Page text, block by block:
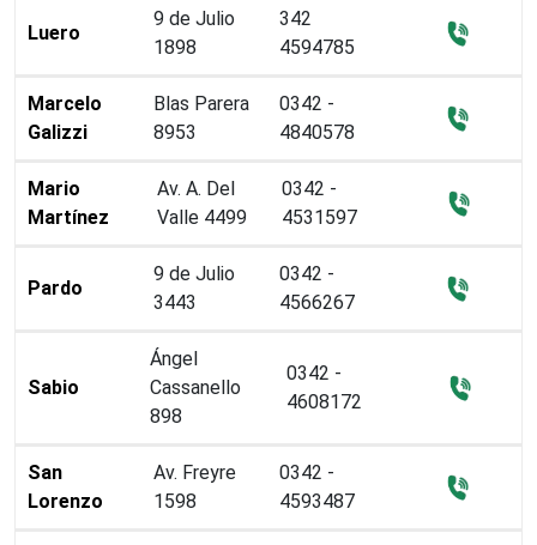
Luero
9 de Julio
1898
342
4594785
Marcelo
Galizzi
Blas Parera
8953
0342 -
4840578
Mario
Martínez
Av. A. Del
Valle 4499
0342 -
4531597
Pardo
9 de Julio
3443
0342 -
4566267
Sabio
Ángel
Cassanello
898
0342 -
4608172
San
Lorenzo
Av. Freyre
1598
0342 -
4593487